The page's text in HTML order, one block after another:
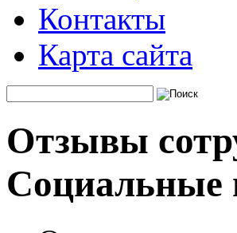
Контакты
Карта сайта
Отзывы
Социальные